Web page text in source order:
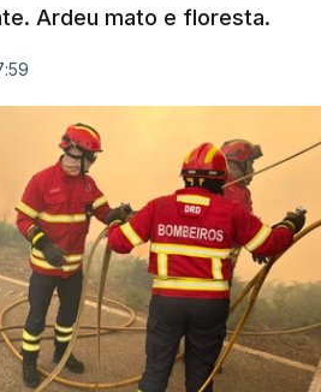
Ardeu mato e floresta.